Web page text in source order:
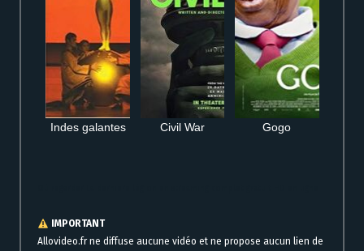
Indes galantes Civil War Gogo
IMPORTANT
Allovideo.fr ne diffuse aucune vidéo et ne propose aucun lien de